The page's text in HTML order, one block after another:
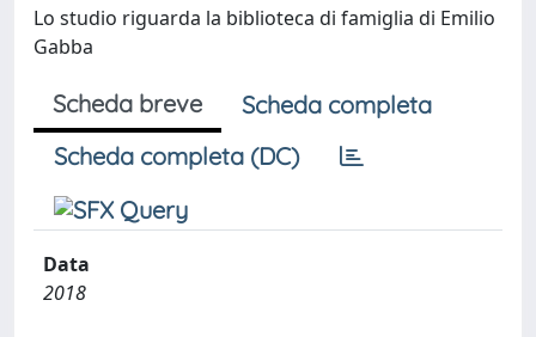
Lo studio riguarda la biblioteca di famiglia di Emilio
Gabba
Scheda breve
Scheda completa
Scheda completa (DC)
Data
2018